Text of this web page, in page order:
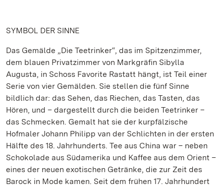
SYMBOL DER SINNE
Das Gemälde „Die Teetrinker“, das im Spitzenzimmer,
dem blauen Privatzimmer von Markgräfin Sibylla
Augusta, in Schoss Favorite Rastatt hängt, ist Teil einer
Serie von vier Gemälden. Sie stellen die fünf Sinne
bildlich dar: das Sehen, das Riechen, das Tasten, das
Hören, und – dargestellt durch die beiden Teetrinker –
das Schmecken. Gemalt hat sie der kurpfälzische
Hofmaler Johann Philipp van der Schlichten in der ersten
Hälfte des 18. Jahrhunderts. Tee aus China war – neben
Schokolade aus Südamerika und Kaffee aus dem Orient –
eines der neuen exotischen Getränke, die zur Zeit des
Barock in Mode kamen. Seit dem frühen 17. Jahrhundert